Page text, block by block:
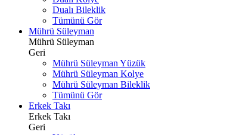
Dualı Bileklik
Tümünü Gör
Mührü Süleyman
Mührü Süleyman
Geri
Mührü Süleyman Yüzük
Mührü Süleyman Kolye
Mührü Süleyman Bileklik
Tümünü Gör
Erkek Takı
Erkek Takı
Geri